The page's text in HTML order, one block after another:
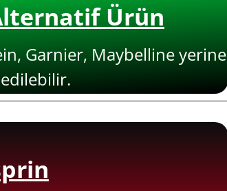
Ürün
Garnier, Maybelline yerine